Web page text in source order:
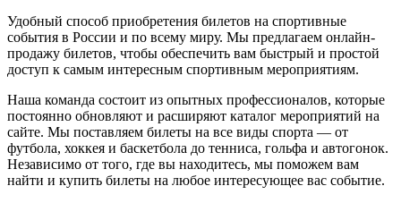
Удобный способ приобретения билетов на спортивные
события в России и по всему миру. Мы предлагаем онлайн-
продажу билетов, чтобы обеспечить вам быстрый и простой
доступ к самым интересным спортивным мероприятиям.
Наша команда состоит из опытных профессионалов, которые
постоянно обновляют и расширяют каталог мероприятий на
сайте. Мы поставляем билеты на все виды спорта — от
футбола, хоккея и баскетбола до тенниса, гольфа и автогонок.
Независимо от того, где вы находитесь, мы поможем вам
найти и купить билеты на любое интересующее вас событие.